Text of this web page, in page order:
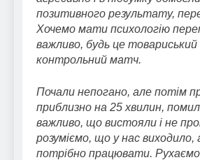
позитивного результату,
Хочемо мати психологію
важливо, будь це товариський
контрольний матч.
Почали непогано, але потім
приблизно на 25 хвилин,
важливо, що вистояли і не
розуміємо, що у нас виходило,
потрібно працювати.